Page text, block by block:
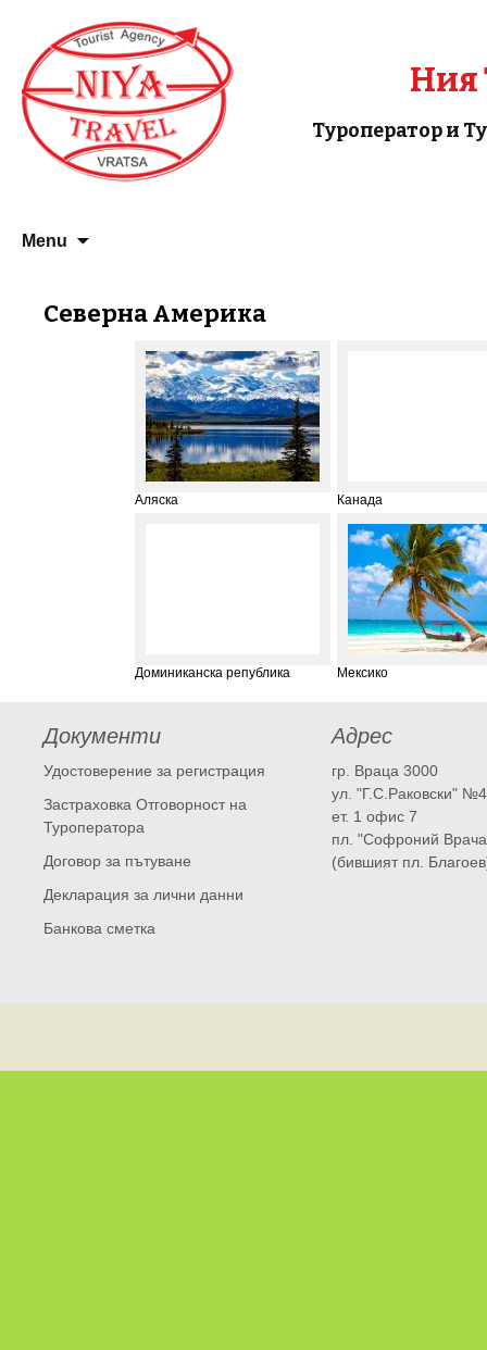
Ния
Туроператор и
Menu
Северна Америка
Аляска Канада
Доминиканска република Мексико
Документи
Удостоверение за регистрация
Застраховка Отговорност на
Туроператора
Договор за пътуване
Декларация за лични данни
Банкова сметка
Адрес
гр. Враца 3000
ул. "Г.С.Раковски"
ет. 1 офис 7
пл. "Софроний
(бившият пл.